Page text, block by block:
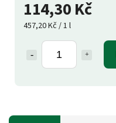
114,30 Kč
457,20 Kč / 1 l